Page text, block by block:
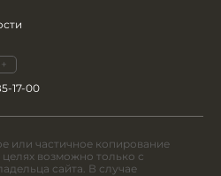
17-00
или частичное копирование
возможно только с
сайта. В случае